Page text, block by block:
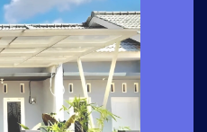
subsidi hanya 100